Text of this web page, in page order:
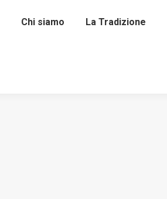
Chi siamo La Tradizione